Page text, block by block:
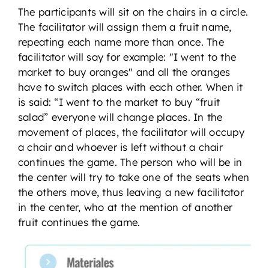
The participants will sit on the chairs in a circle.
The facilitator will assign them a fruit name,
repeating each name more than once. The
facilitator will say for example: "I went to the
market to buy oranges" and all the oranges
have to switch places with each other. When it
is said: “I went to the market to buy “fruit
salad” everyone will change places. In the
movement of places, the facilitator will occupy
a chair and whoever is left without a chair
continues the game. The person who will be in
the center will try to take one of the seats when
the others move, thus leaving a new facilitator
in the center, who at the mention of another
fruit continues the game.